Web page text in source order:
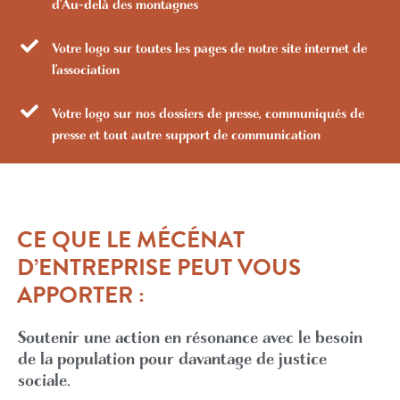
d’Au-delà des montagnes
Votre logo sur toutes les pages de notre site internet de
l’association
Votre logo sur nos dossiers de presse, communiqués de
presse et tout autre support de communication
CE QUE LE MÉCÉNAT
D’ENTREPRISE PEUT VOUS
APPORTER :
Soutenir une action en résonance avec le besoin
de la population pour davantage de justice
sociale.